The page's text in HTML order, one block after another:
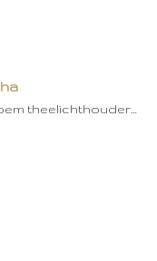
theelichthouder…